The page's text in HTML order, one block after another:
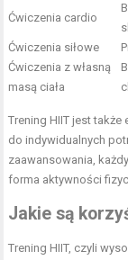
Ćwiczenia cardio
Ćwiczenia siłowe
Ćwiczenia z własną
masą ciała
Trening HIIT jest
do indywidualnych
zaawansowania,
forma aktywności
Jakie są
Trening HIIT, czyli